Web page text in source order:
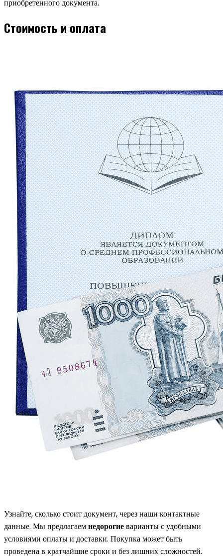
приобретенного документа.
Стоимость и оплата
Узнайте, сколько стоит документ, через наши контактные
данные. Мы предлагаемнедорогиеварианты с удобными
условиями оплаты и доставки. Покупка может быть
проведена в кратчайшие сроки и без лишних сложностей.